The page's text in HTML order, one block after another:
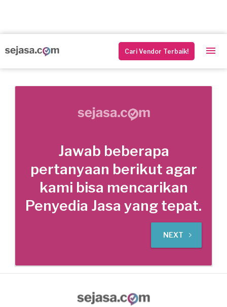
Cari Vendor Terbaik!
Jawab beberapa
pertanyaan berikut agar
kami bisa mencarikan
Penyedia Jasa yang tepat.
NEXT